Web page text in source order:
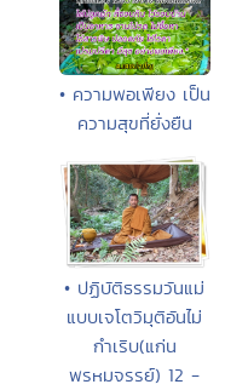
• ความพอเพียง เป็น
ความสุขที่ยั่งยืน
• ปฏิบัติธรรมวันแม่
แบบเจโตวิมุติอันไม่
กำเริบ(แก่น
พรหมจรรย์) 12 -